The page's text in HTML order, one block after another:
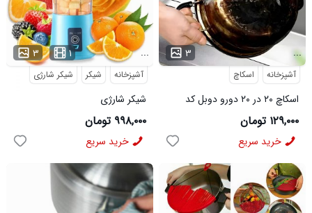
۳ ۱ ...
آشپزخانه شیکر شیکر شارژی
شیکر شارژی
۹۹۸,۰۰۰ تومان
خرید سریع
۳ ...
آشپزخانه اسکاچ
اسکاچ ۲۰ در ۲۰ دورو دوبل کد
6200
۱۲۹,۰۰۰ تومان
خرید سریع